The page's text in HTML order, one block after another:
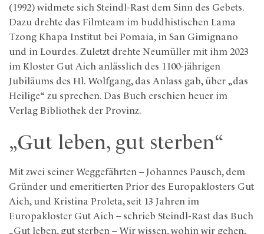
(1992) widmete sich Steindl-Rast dem Sinn des Gebets.
Dazu drehte das Filmteam im buddhistischen Lama
Tzong Khapa Institut bei Pomaia, in San Gimignano
und in Lourdes. Zuletzt drehte Neumüller mit ihm 2023
im Kloster Gut Aich anlässlich des 1100-jährigen
Jubiläums des Hl. Wolfgang, das Anlass gab, über „das
Heilige“ zu sprechen. Das Buch erschien heuer im
Verlag Bibliothek der Provinz.
„Gut leben, gut sterben“
Mit zwei seiner Weggefährten – Johannes Pausch, dem
Gründer und emeritierten Prior des Europaklosters Gut
Aich, und Kristina Proleta, seit 13 Jahren im
Europakloster Gut Aich – schrieb Steindl-Rast das Buch
„Gut leben, gut sterben – Wir wissen, wohin wir gehen,